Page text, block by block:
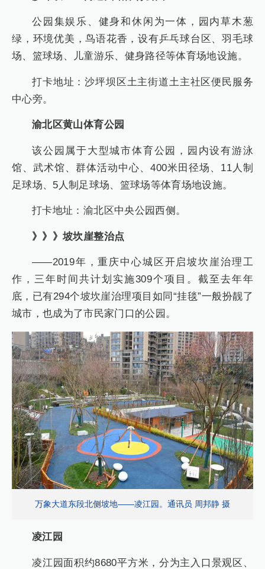
公园集娱乐、健身和休闲为一体，园内草木葱
绿，环境优美，鸟语花香，设有乒乓球台区、羽毛球
场、篮球场、儿童游乐、健身路径等体育场地设施。
打卡地址：沙坪坝区土主街道土主社区便民服务
中心旁。
渝北区黄山体育公园
该公园属于大型城市体育公园，园内设有游泳
馆、武术馆、群体活动中心、400米田径场、11人制
足球场、5人制足球场、篮球场等体育场地设施。
打卡地址：渝北区中央公园西侧。
》》》坡坎崖整治点
——2019年，重庆中心城区开启坡坎崖治理工
作，三年时间共计划实施309个项目。截至去年年
底，已有294个坡坎崖治理项目如同“挂毯”一般扮靓了
城市，也成为了市民家门口的公园。
万象大道东段北侧坡地——凌江园。通讯员 周邦静 摄
凌江园
凌江园面积约8680平方米，分为主入口景观区、